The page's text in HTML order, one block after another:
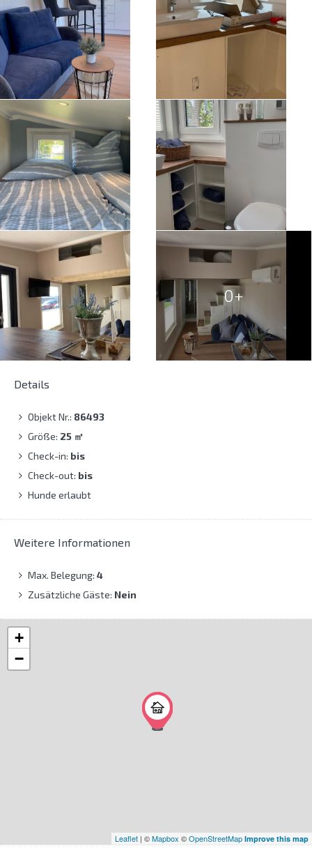
0+
Details
Objekt Nr.: 86493
Größe: 25 ㎡
Check-in: bis
Check-out: bis
Hunde erlaubt
Weitere Informationen
Max. Belegung: 4
Zusätzliche Gäste: Nein
+
−
Leaflet | ©Mapbox ©OpenStreetMap Improve this map